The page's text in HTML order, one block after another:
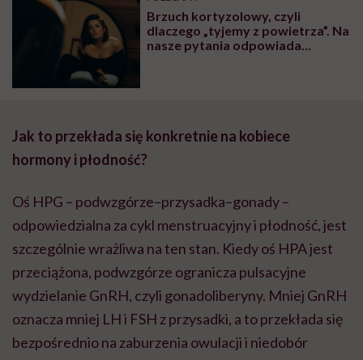
Brzuch kortyzolowy, czyli
dlaczego „tyjemy z powietrza”. Na
nasze pytania odpowiada
Jak to przekłada się konkretnie na kobiece
hormony i płodność?
Oś HPG – podwzgórze–przysadka–gonady –
odpowiedzialna za cykl menstruacyjny i płodność, jest
szczególnie wrażliwa na ten stan. Kiedy oś HPA jest
przeciążona, podwzgórze ogranicza pulsacyjne
wydzielanie GnRH, czyli gonadoliberyny. Mniej GnRH
oznacza mniej LH i FSH z przysadki, a to przekłada się
bezpośrednio na zaburzenia owulacji i niedobór